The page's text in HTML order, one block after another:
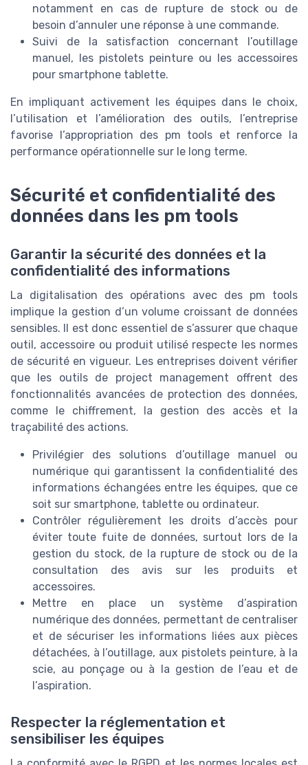
notamment en cas de rupture de stock ou de
besoin d’annuler une réponse à une commande.
Suivi de la satisfaction concernant l’outillage
manuel, les pistolets peinture ou les accessoires
pour smartphone tablette.
En impliquant activement les équipes dans le choix,
l’utilisation et l’amélioration des outils, l’entreprise
favorise l’appropriation des pm tools et renforce la
performance opérationnelle sur le long terme.
Sécurité et confidentialité des
données dans les pm tools
Garantir la sécurité des données et la
confidentialité des informations
La digitalisation des opérations avec des pm tools
implique la gestion d’un volume croissant de données
sensibles. Il est donc essentiel de s’assurer que chaque
outil, accessoire ou produit utilisé respecte les normes
de sécurité en vigueur. Les entreprises doivent vérifier
que les outils de project management offrent des
fonctionnalités avancées de protection des données,
comme le chiffrement, la gestion des accès et la
traçabilité des actions.
Privilégier des solutions d’outillage manuel ou
numérique qui garantissent la confidentialité des
informations échangées entre les équipes, que ce
soit sur smartphone, tablette ou ordinateur.
Contrôler régulièrement les droits d’accès pour
éviter toute fuite de données, surtout lors de la
gestion du stock, de la rupture de stock ou de la
consultation des avis sur les produits et
accessoires.
Mettre en place un système d’aspiration
numérique des données, permettant de centraliser
et de sécuriser les informations liées aux pièces
détachées, à l’outillage, aux pistolets peinture, à la
scie, au ponçage ou à la gestion de l’eau et de
l’aspiration.
Respecter la réglementation et
sensibiliser les équipes